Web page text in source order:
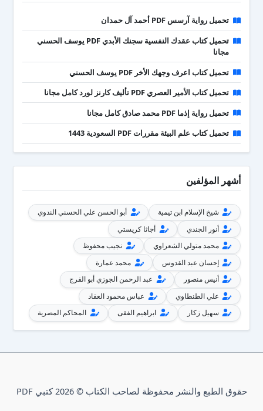
تحميل رواية آرسس PDF أحمد آل حمدان
تحميل كتاب عقدك النفسية سجنك الأبدي PDF يوسف الحسني
مجانا
تحميل كتاب اعرف وجهك الأخر PDF يوسف الحسني
تحميل كتاب الأمير العصري PDF تأليف كارنز لورد كامل مجانا
تحميل رواية إذما PDF محمد صادق كامل مجانا
تحميل كتاب علم البيئة مقررات PDF السعودية 1443
أشهر المؤلفين
شيخ الإسلام ابن تيمية
أبو الحسن علي الحسني الندوي
أنور الجندي
أجاثا كريستي
محمد متولي الشعراوي
نجيب محفوظ
إحسان عبد القدوس
محمد عمارة
أنيس منصور
عبد الرحمن الجوزي أبو الفرج
علي الطنطاوي
عباس محمود العقاد
سهيل زكار
ابراهيم الفقى المحاكم المصرية
حقوق الطبع والنشر محفوظة لصاحب الكتاب © 2026 كتبي PDF